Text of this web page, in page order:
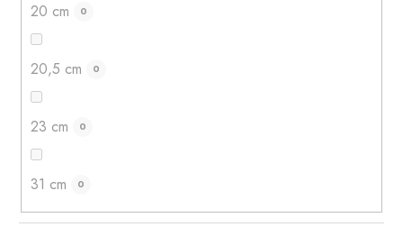
20 cm 0
20,5 cm 0
23 cm 0
31 cm 0